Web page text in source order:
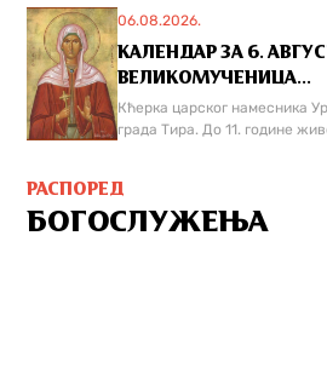
06.08.2026.
КАЛЕНДАР ЗА 6.
ВЕЛИКОМУЧЕНИЦА...
Кћерка царског намесника
града Тира. До 11. године
РАСПОРЕД
БОГОСЛУЖЕЊА